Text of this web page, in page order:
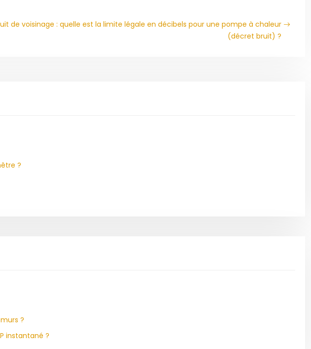
de voisinage : quelle est la limite légale en décibels pour une pompe à chaleur
(décret bruit) ?
?
?
instantané ?